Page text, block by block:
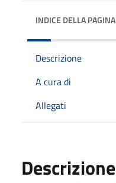
INDICE DELLA PAGINA
Descrizione
A cura di
Allegati
Descrizione